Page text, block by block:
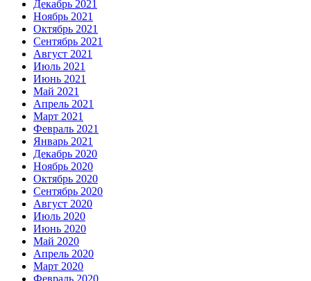
Декабрь 2021
Ноябрь 2021
Октябрь 2021
Сентябрь 2021
Август 2021
Июль 2021
Июнь 2021
Май 2021
Апрель 2021
Март 2021
Февраль 2021
Январь 2021
Декабрь 2020
Ноябрь 2020
Октябрь 2020
Сентябрь 2020
Август 2020
Июль 2020
Июнь 2020
Май 2020
Апрель 2020
Март 2020